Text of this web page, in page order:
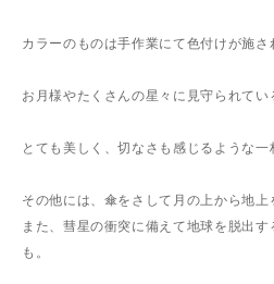
カラーのものは手作業にて色付けが施さ
お月様やたくさんの星々に見守られてい
とても美しく、切なさも感じるような一
その他には、傘をさして月の上から地上
また、彗星の衝突に備えて地球を脱出
も。